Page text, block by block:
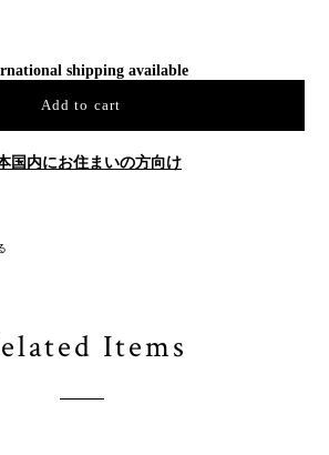
shipping available
Add to cart
国内にお住まいの方向け
Items